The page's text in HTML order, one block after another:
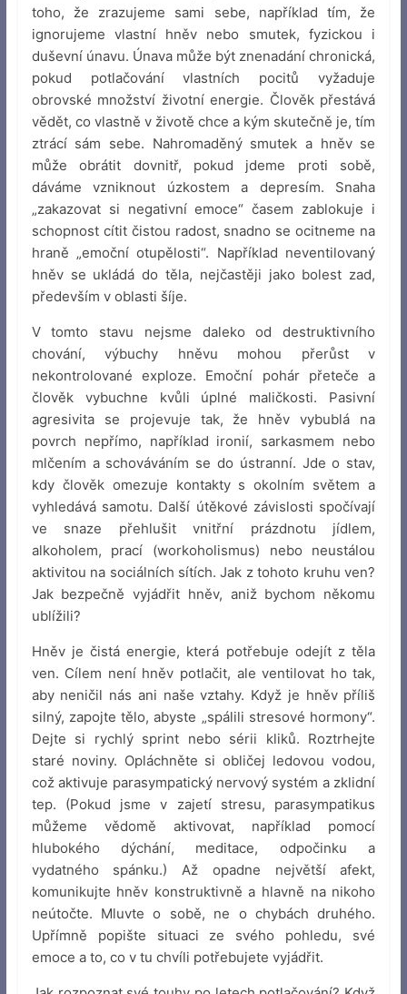
toho, že zrazujeme sami sebe, například tím, že
ignorujeme vlastní hněv nebo smutek, fyzickou i
duševní únavu. Únava může být znenadání chronická,
pokud potlačování vlastních pocitů vyžaduje
obrovské množství životní energie. Člověk přestává
vědět, co vlastně v životě chce a kým skutečně je, tím
ztrácí sám sebe. Nahromaděný smutek a hněv se
může obrátit dovnitř, pokud jdeme proti sobě,
dáváme vzniknout úzkostem a depresím. Snaha
„zakazovat si negativní emoce“ časem zablokuje i
schopnost cítit čistou radost, snadno se ocitneme na
hraně „emoční otupělosti“. Například neventilovaný
hněv se ukládá do těla, nejčastěji jako bolest zad,
především v oblasti šíje.
V tomto stavu nejsme daleko od destruktivního
chování, výbuchy hněvu mohou přerůst v
nekontrolované exploze. Emoční pohár přeteče a
člověk vybuchne kvůli úplné maličkosti. Pasivní
agresivita se projevuje tak, že hněv vybublá na
povrch nepřímo, například ironií, sarkasmem nebo
mlčením a schováváním se do ústranní. Jde o stav,
kdy člověk omezuje kontakty s okolním světem a
vyhledává samotu. Další útěkové závislosti spočívají
ve snaze přehlušit vnitřní prázdnotu jídlem,
alkoholem, prací (workoholismus) nebo neustálou
aktivitou na sociálních sítích. Jak z tohoto kruhu ven?
Jak bezpečně vyjádřit hněv, aniž bychom někomu
ublížili?
Hněv je čistá energie, která potřebuje odejít z těla
ven. Cílem není hněv potlačit, ale ventilovat ho tak,
aby neničil nás ani naše vztahy. Když je hněv příliš
silný, zapojte tělo, abyste „spálili stresové hormony“.
Dejte si rychlý sprint nebo sérii kliků. Roztrhejte
staré noviny. Opláchněte si obličej ledovou vodou,
což aktivuje parasympatický nervový systém a zklidní
tep. (Pokud jsme v zajetí stresu, parasympatikus
můžeme vědomě aktivovat, například pomocí
hlubokého dýchání, meditace, odpočinku a
vydatného spánku.) Až opadne největší afekt,
komunikujte hněv konstruktivně a hlavně na nikoho
neútočte. Mluvte o sobě, ne o chybách druhého.
Upřímně popište situaci ze svého pohledu, své
emoce a to, co v tu chvíli potřebujete vyjádřit.